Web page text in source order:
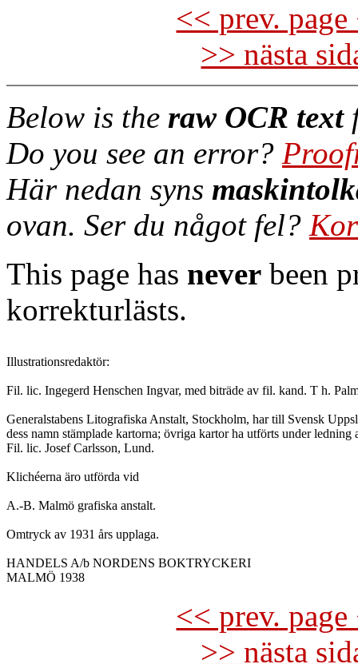
<< prev.
>> nästa
Below is the raw OCR text
Do you see an error?
Här nedan syns
ovan. Ser du något fel?
This page has never been
korrekturlästs.
Illustrationsredaktör:
Fil. lic. Ingegerd Henschen Ingvar, med biträde av fil. kand. T h.
Generalstabens Litografiska Anstalt, Stockholm, har till Svensk
dess namn stämplade kartorna; övriga kartor ha utförts under ledning
Fil. lic. Josef Carlsson, Lund.
Klichéerna äro utförda vid
A.-B. Malmö grafiska anstalt.
Omtryck av 1931 års upplaga.
HANDELS A/b NORDENS BOKTRYCKERI
<< prev.
>> nästa